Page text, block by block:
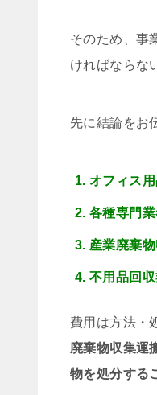
そのため、事
ければならな
先に結論をお
オフィス
各種専門
産業廃棄
不用品回
費用は方法・
廃棄物収集運
物を処分する